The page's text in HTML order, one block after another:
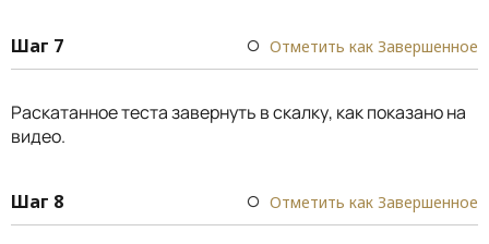
Шаг 7 Отметить как Завершенное
Раскатанное теста завернуть в скалку, как показано на
видео.
Шаг 8 Отметить как Завершенное